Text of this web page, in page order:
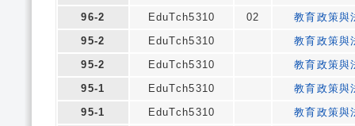
96-2
EduTch5310 02
教育政策與
95-2
EduTch5310
教育政策與
95-2
EduTch5310
教育政策與
95-1
EduTch5310
教育政策與
95-1
EduTch5310
教育政策與